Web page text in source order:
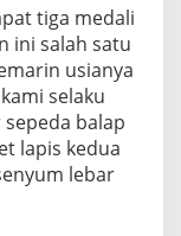
tiga medali
ini salah satu
usianya
selaku
balap
lapis kedua
lebar